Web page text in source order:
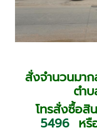
สั่งจำนวนมา
ตำ
โทรสั่งซื้อสิ
5496หรื